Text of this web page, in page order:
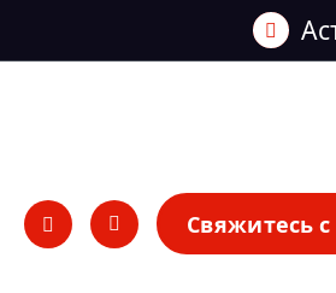
Свяжитесь